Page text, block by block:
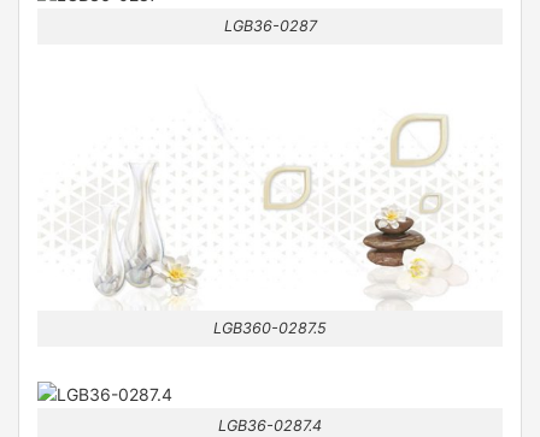
LGB36-0287
LGB360-0287.5
LGB36-0287.4